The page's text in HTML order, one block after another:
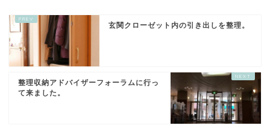
玄関クローゼット内の引き出しを整理。
整理収納アドバイザーフォーラムに行っ
て来ました。